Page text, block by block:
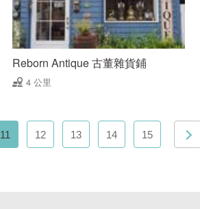
Reborn Antique 古董雜貨鋪
4 公里
11 12 13 14 15